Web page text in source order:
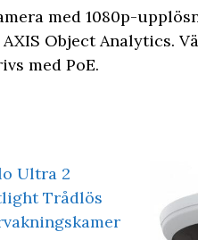
med 1080p-
Object Analytics.
med PoE.